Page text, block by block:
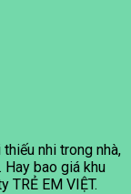
nhi trong nhà,
Hay bao giá khu
TRẺ EM VIỆT.